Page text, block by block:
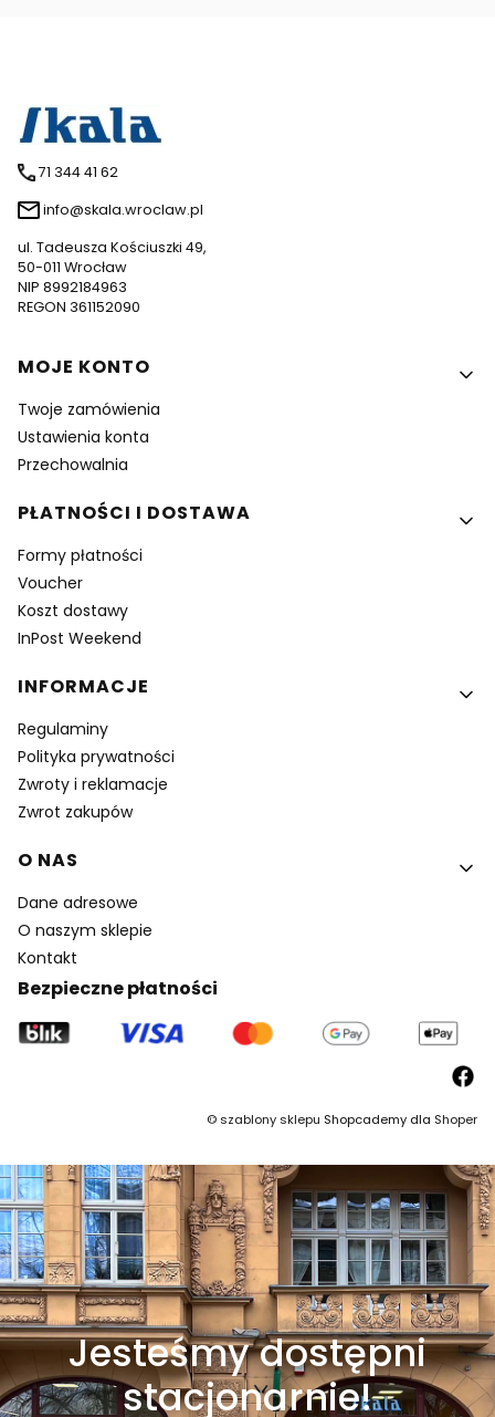
71 344 41 62
info@skala.wroclaw.pl
ul. Tadeusza Kościuszki 49,
50-011 Wrocław
NIP 8992184963
REGON 361152090
Linki w stopce
MOJE KONTO
Twoje zamówienia
Ustawienia konta
Przechowalnia
PŁATNOŚCI I DOSTAWA
Formy płatności
Voucher
Koszt dostawy
InPost Weekend
INFORMACJE
Regulaminy
Polityka prywatności
Zwroty i reklamacje
Zwrot zakupów
O NAS
Dane adresowe
O naszym sklepie
Kontakt
Bezpieczne płatności
©szablony sklepu Shopcademy dla Shoper
Jesteśmy dostępni
stacjonarnie!